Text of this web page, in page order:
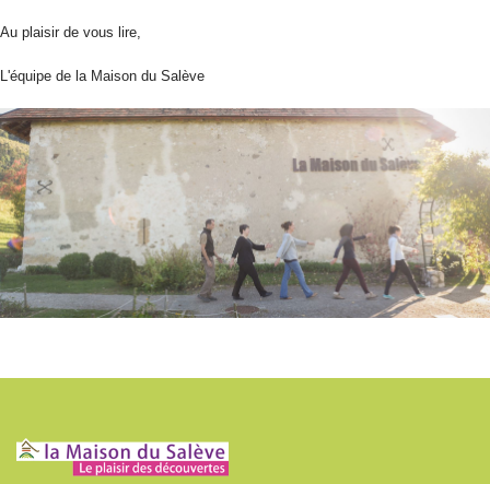
Au plaisir de vous lire,
L'équipe de la Maison du Salève